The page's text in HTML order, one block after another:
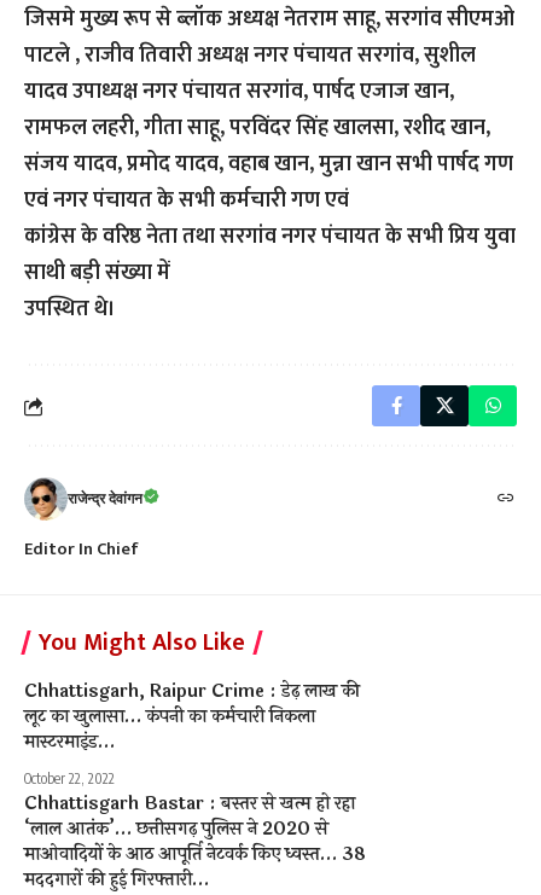
जिसमे मुख्य रूप से ब्लॉक अध्यक्ष नेतराम साहू, सरगांव सीएमओ
पाटले , राजीव तिवारी अध्यक्ष नगर पंचायत सरगांव, सुशील
यादव उपाध्यक्ष नगर पंचायत सरगांव, पार्षद एजाज खान,
रामफल लहरी, गीता साहू, परविंदर सिंह खालसा, रशीद खान,
संजय यादव, प्रमोद यादव, वहाब खान, मुन्ना खान सभी पार्षद गण
एवं नगर पंचायत के सभी कर्मचारी गण एवं
कांग्रेस के वरिष्ठ नेता तथा सरगांव नगर पंचायत के सभी प्रिय युवा
साथी बड़ी संख्या में
उपस्थित थे।
राजेन्द्र देवांगन
Editor In Chief
You Might Also Like
Chhattisgarh, Raipur Crime : डेढ़ लाख की
लूट का खुलासा… कंपनी का कर्मचारी निकला
मास्टरमाइंड…
October 22, 2022
Chhattisgarh Bastar : बस्तर से खत्म हो रहा
‘लाल आतंक’… छत्तीसगढ़ पुलिस ने 2020 से
माओवादियों के आठ आपूर्ति नेटवर्क किए ध्वस्त… 38
मददगारों की हुई गिरफ्तारी…